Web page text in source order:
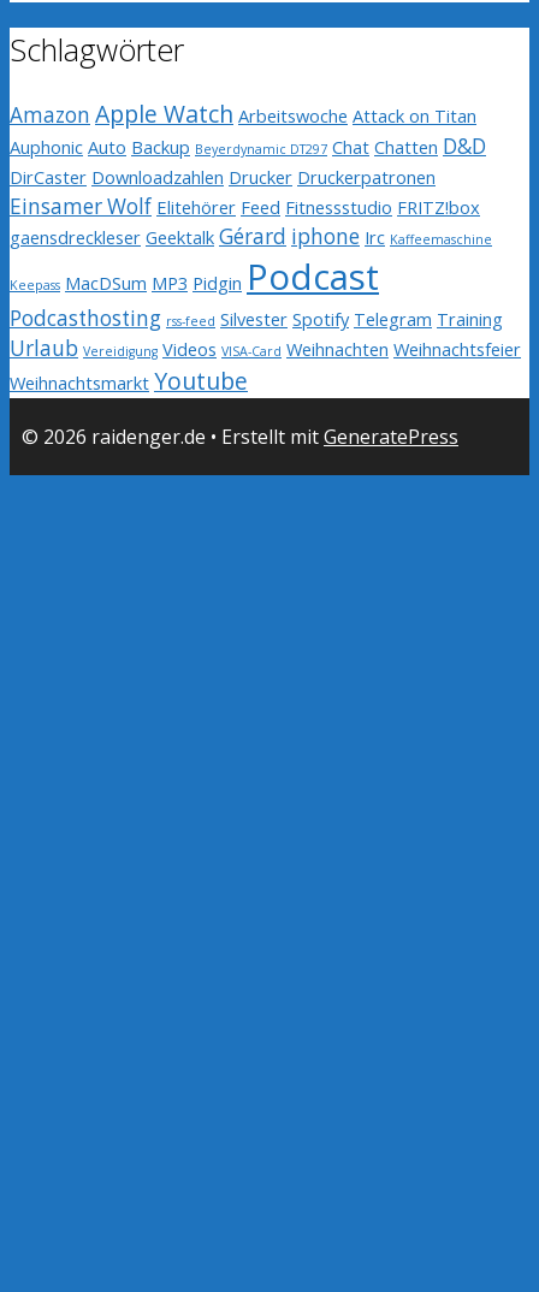
Schlagwörter
Amazon Apple Watch Arbeitswoche Attack on Titan
Auphonic Auto Backup Beyerdynamic DT297 Chat Chatten D&D
DirCaster Downloadzahlen Drucker Druckerpatronen
Einsamer Wolf Elitehörer Feed Fitnessstudio FRITZ!box
gaensdreckleser Geektalk Gérard iphone Irc Kaffeemaschine
Keepass MacDSum MP3 Pidgin Podcast
Podcasthosting rss-feed Silvester Spotify Telegram Training
Urlaub Vereidigung Videos VISA-Card Weihnachten Weihnachtsfeier
Weihnachtsmarkt Youtube
© 2026 raidenger.de • Erstellt mitGeneratePress